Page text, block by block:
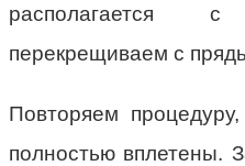
располагается
перекрещиваем с
Повторяем
полностью вплетены.